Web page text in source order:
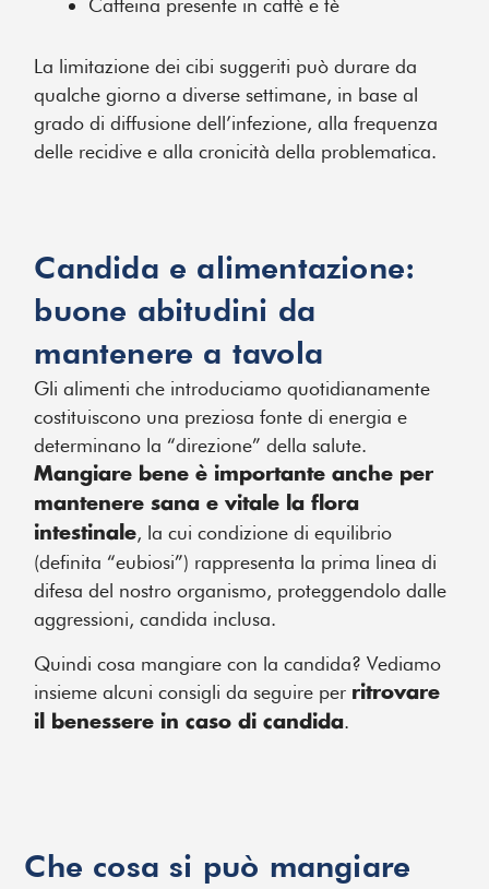
Caffeina presente in caffè e tè
La limitazione dei cibi suggeriti può durare da
qualche giorno a diverse settimane, in base al
grado di diffusione dell’infezione, alla frequenza
delle recidive e alla cronicità della problematica.
Candida e alimentazione:
buone abitudini da
mantenere a tavola
Gli alimenti che introduciamo quotidianamente
costituiscono una preziosa fonte di energia e
determinano la “direzione” della salute.
Mangiare bene è importante anche per
mantenere sana e vitale la flora
intestinale, la cui condizione di equilibrio
(definita “eubiosi”) rappresenta la prima linea di
difesa del nostro organismo, proteggendolo dalle
aggressioni, candida inclusa.
Quindi cosa mangiare con la candida? Vediamo
insieme alcuni consigli da seguire per ritrovare
il benessere in caso di candida.
Che cosa si può mangiare